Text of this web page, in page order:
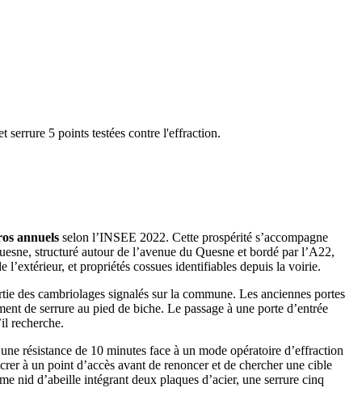
serrure 5 points testées contre l'effraction.
annuels selon l’INSEE 2022. Cette prospérité s’accompagne
structuré autour de l’avenue du Quesne et bordé par l’A22,
l’extérieur, et propriétés cossues identifiables depuis la voirie.
des cambriolages signalés sur la commune. Les anciennes portes
de serrure au pied de biche. Le passage à une porte d’entrée
recherche.
résistance de 10 minutes face à un mode opératoire d’effraction
à un point d’accès avant de renoncer et de chercher une cible
nid d’abeille intégrant deux plaques d’acier, une serrure cinq